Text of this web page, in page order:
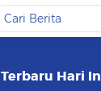
Hari